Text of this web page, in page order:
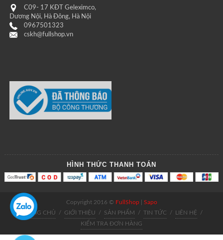
C09- 17 KĐT Geleximco,
Dương Nội, Hà Đông, Hà Nội
0967501323
cskh@fullshop.vn
HÌNH THỨC THANH TOÁN
Copyright 2016 © FullShop| Sapo
TRANG CHỦ
/ GIỚI THIỆU / SẢN PHẨM / TIN TỨC / LIÊN HỆ
/
KIỂM TRA ĐƠN HÀNG